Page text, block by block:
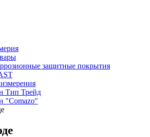
защитные покрытия
Тип Трейд
"Comazo"